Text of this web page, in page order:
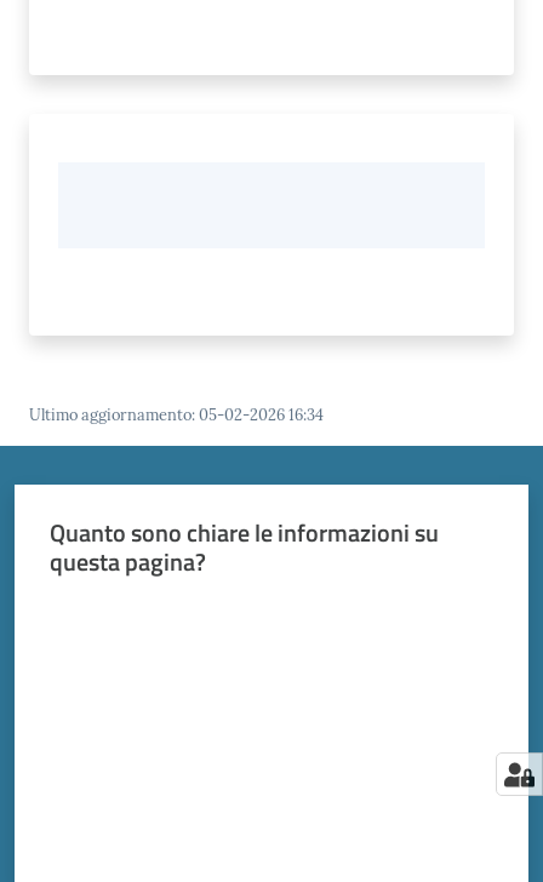
Ultimo aggiornamento:05-02-2026 16:34
Quanto sono chiare le informazioni su
questa pagina?